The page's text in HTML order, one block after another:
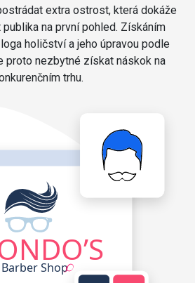
extra ostrost, která dokáže
na první pohled. Získáním
holičství a jeho úpravou podle
proto nezbytné získat náskok na
trhu.